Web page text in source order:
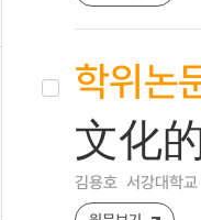
학위논
文化
김용호 서강대학